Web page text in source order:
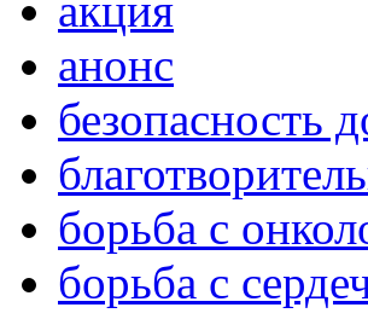
анонс
безопасность
борьба с
борьба с